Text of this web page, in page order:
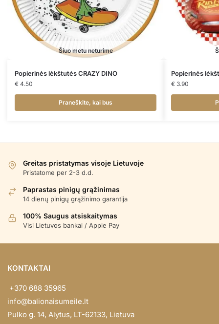
Šiuo metu neturime
Popierinės lėkštutės CRAZY DINO
€ 4.50
Praneškite, kai bus
Popierinės
€ 3.90
Greitas pristatymas visoje Lietuvoje
Pristatome per 2-3 d.d.
Paprastas pinigų grąžinimas
14 dienų pinigų grąžinimo garantija
100% Saugus atsiskaitymas
Visi Lietuvos bankai / Apple Pay
KONTAKTAI
+370 688 35965
info@balionaisumeile.lt
Pulko g. 14, Alytus, LT-62133, Lietuva